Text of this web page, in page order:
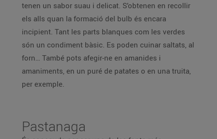
tenen un sabor suau i delicat. S’obtenen en recollir
els alls quan la formació del bulb és encara
incipient. Tant les parts blanques com les verdes
són un condiment bàsic. Es poden cuinar saltats, al
forn… També pots afegir-ne en amanides i
amaniments, en un puré de patates o en una truita,
per exemple.
Pastanaga